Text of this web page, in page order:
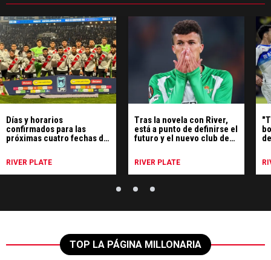
Días y horarios
confirmados para las
próximas cuatro fechas de
RIVER PLATE
Tras la novela con River,
está a punto de definirse el
futuro y el nuevo club de
RIVER PLATE
TOP LA PÁGINA MILLONARIA